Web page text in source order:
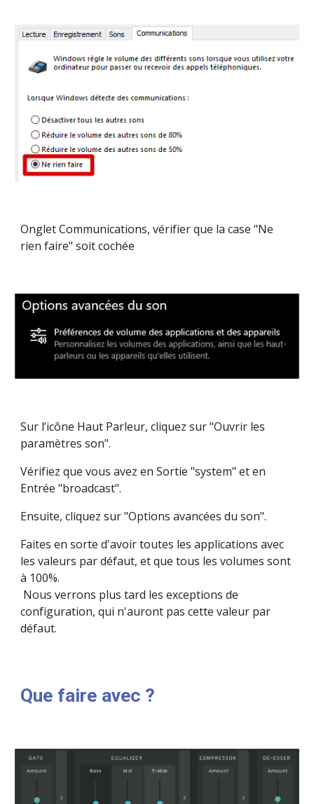
Onglet Communications, vérifier que la case "Ne
rien faire" soit cochée
Sur l’icône Haut Parleur, cliquez sur "Ouvrir les
paramètres son".
Vérifiez que vous avez en Sortie "system" et en
Entrée "broadcast".
Ensuite, cliquez sur "Options avancées du son".
Faites en sorte d'avoir toutes les applications avec
les valeurs par défaut, et que tous les volumes sont
à 100%.
configuration, qui n'auront pas cette valeur par
défaut.
Que faire avec ?